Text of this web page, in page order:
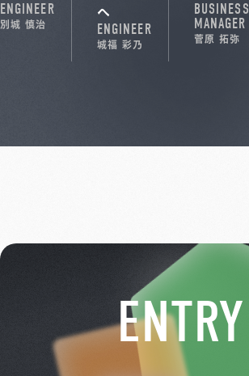
ENGINEER
別城 慎治
へ
ENGINEER
城福 彩乃
BUSINESS
MANAGER
菅原 拓弥
ENTRY